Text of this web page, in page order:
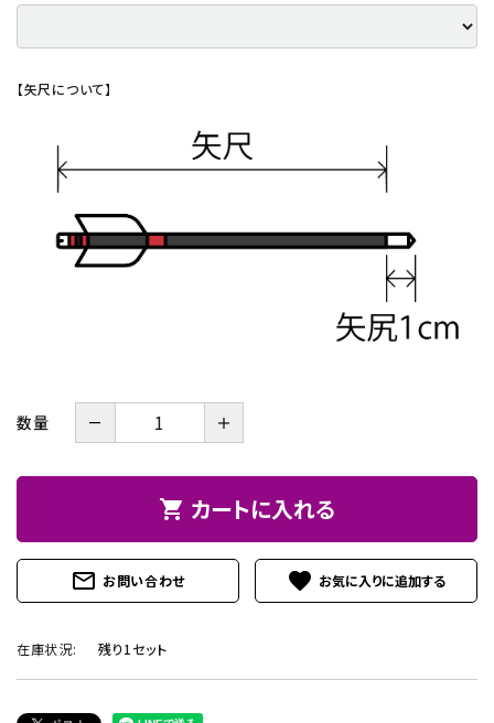
【矢尺について】
数量 － ＋
shopping_cart カートに入れる
mail_outline お問い合わせ favorite
在庫状況: 残り1セット